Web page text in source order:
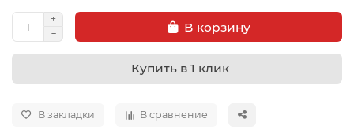
В корзину
Купить в 1 клик
В закладки В сравнение